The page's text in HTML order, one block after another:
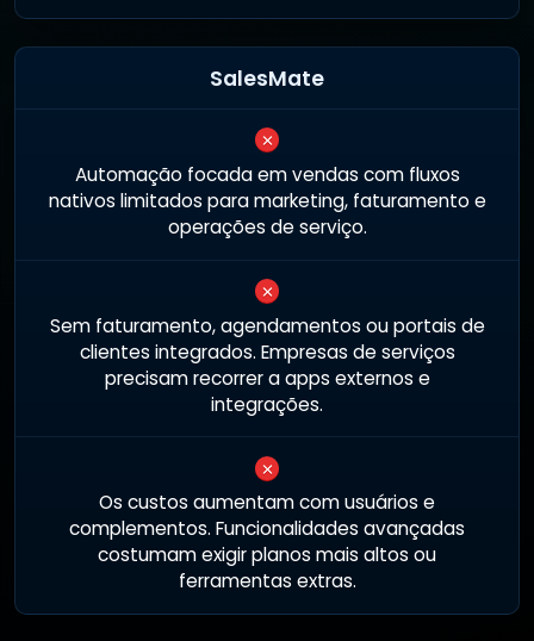
SalesMate
Automação focada em vendas com fluxos
nativos limitados para marketing, faturamento e
operações de serviço.
Sem faturamento, agendamentos ou portais de
clientes integrados. Empresas de serviços
precisam recorrer a apps externos e
integrações.
Os custos aumentam com usuários e
complementos. Funcionalidades avançadas
costumam exigir planos mais altos ou
ferramentas extras.